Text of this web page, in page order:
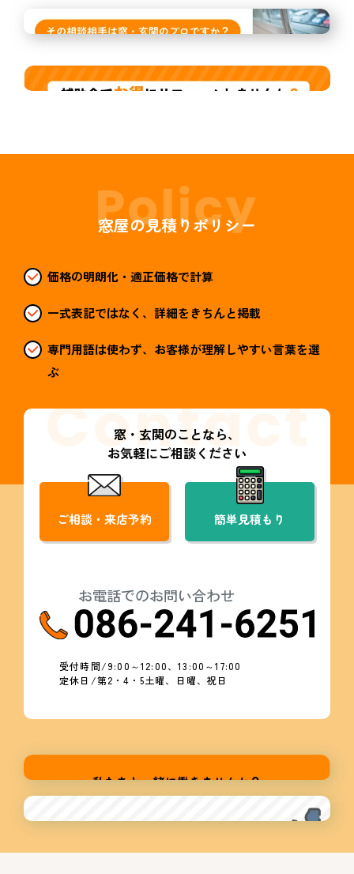
窓屋の見積りポリシー
価格の明朗化・適正価格で計算
一式表記ではなく、詳細をきちんと掲載
専門用語は使わず、お客様が理解しやすい言葉を選
ぶ
窓・玄関のことなら、
お気軽にご相談ください
ご相談・来店予約 簡単見積もり
お電話でのお問い合わせ
受付時間/9:00～12:00、13:00～17:00
定休日/第2・4・5土曜、日曜、祝日